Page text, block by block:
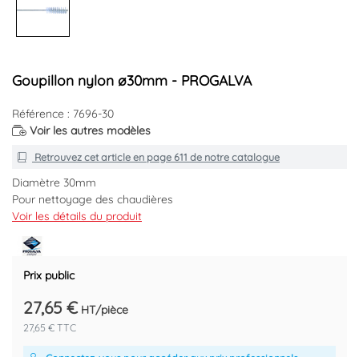
Goupillon nylon ø30mm - PROGALVA
Référence : 7696-30
Voir les autres modèles
Retrouvez cet article en page 611 de notre catalogue
Diamètre 30mm
Pour nettoyage des chaudières
Sur tige de 1 mètre.
Marque : PROGALVA
Code EAN : 3383951154839
Voir les détails du produit
Prix public
27,65 € HT/pièce
27,65 € TTC